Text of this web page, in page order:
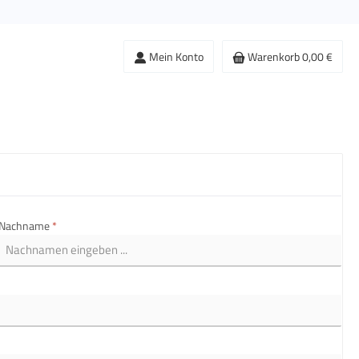
Mein Konto Warenkorb0,00 €
Nachname*